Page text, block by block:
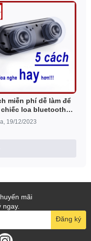
miễn phí dễ làm để
loa bluetooth
hay hơn!!!
19/12/2023
mãi
ngay.
Đăng ký